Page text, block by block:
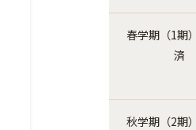
春学期（1期
済
秋学期（2期